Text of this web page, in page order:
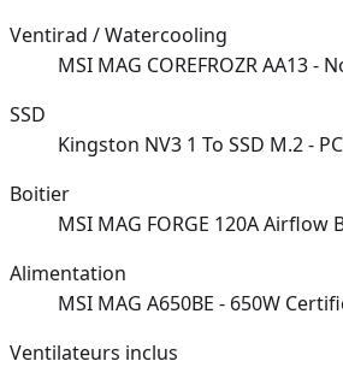
Ventirad / Watercooling
MSI MAG COREFROZR AA13 -
SSD
Kingston NV3 1 To SSD M.2 -
Boitier
MSI MAG FORGE 120A Airflow
Alimentation
MSI MAG A650BE - 650W
Ventilateurs inclus